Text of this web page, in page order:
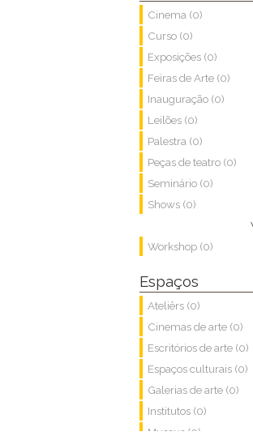
Cinema (0)
Curso (0)
Exposições (0)
Feiras de Arte (0)
Inauguração (0)
Leilões (0)
Palestra (0)
Peças de teatro (0)
Seminário (0)
Shows (0)
Workshop (0)
Espaços
Ateliêrs (0)
Cinemas de arte (0)
Escritórios de arte (0)
Espaços culturais (0)
Galerias de arte (0)
Institutos (0)
Museus (0)